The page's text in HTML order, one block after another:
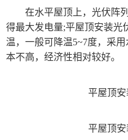
在水平屋顶上，光伏阵
得最大发电量;平屋顶安装光
温，一般可降温5~7度，采
本不高，经济性相对较好。
平屋顶安
平屋顶